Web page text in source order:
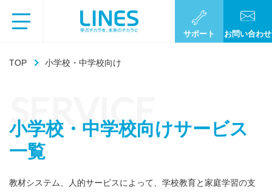
サポート お問い合わせ
TOP 小学校・中学校向け
SERVICE
小学校・中学校向けサービス
一覧
教材システム、人的サービスによって、学校教育と家庭学習の支